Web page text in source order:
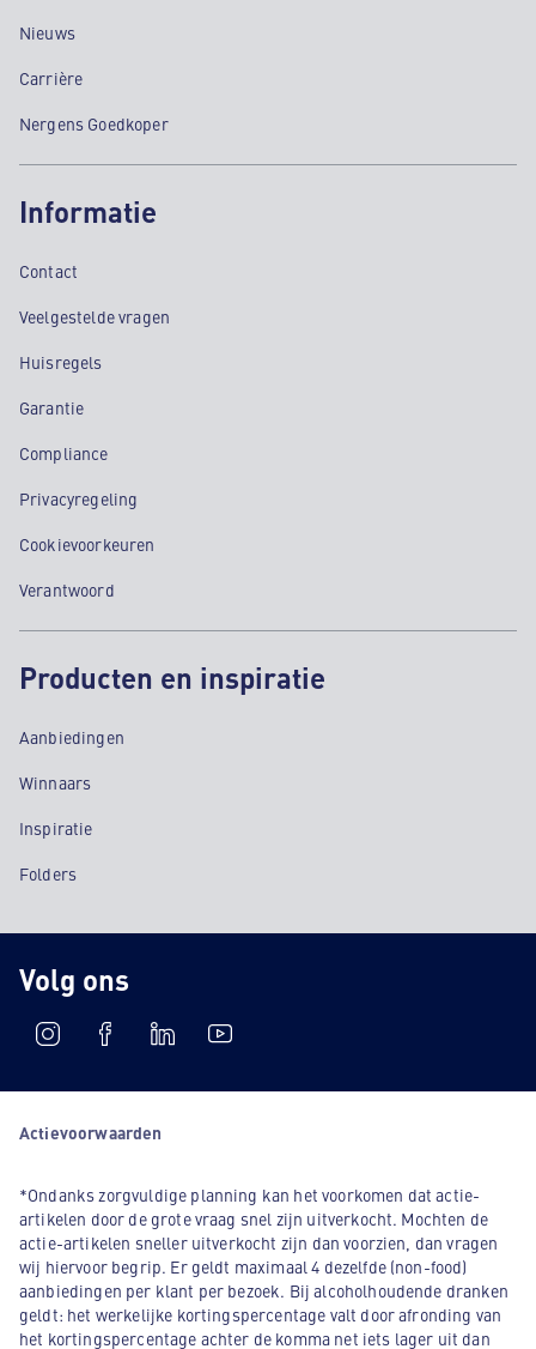
Nieuws
Carrière
Nergens Goedkoper
Informatie
Contact
Veelgestelde vragen
Huisregels
Garantie
Compliance
Privacyregeling
Cookievoorkeuren
Verantwoord
Producten en inspiratie
Aanbiedingen
Winnaars
Inspiratie
Folders
Volg ons
Actievoorwaarden
*Ondanks zorgvuldige planning kan het voorkomen dat actie-
artikelen door de grote vraag snel zijn uitverkocht. Mochten de
actie-artikelen sneller uitverkocht zijn dan voorzien, dan vragen
wij hiervoor begrip. Er geldt maximaal 4 dezelfde (non-food)
aanbiedingen per klant per bezoek. Bij alcoholhoudende dranken
geldt: het werkelijke kortingspercentage valt door afronding van
het kortingspercentage achter de komma net iets lager uit dan